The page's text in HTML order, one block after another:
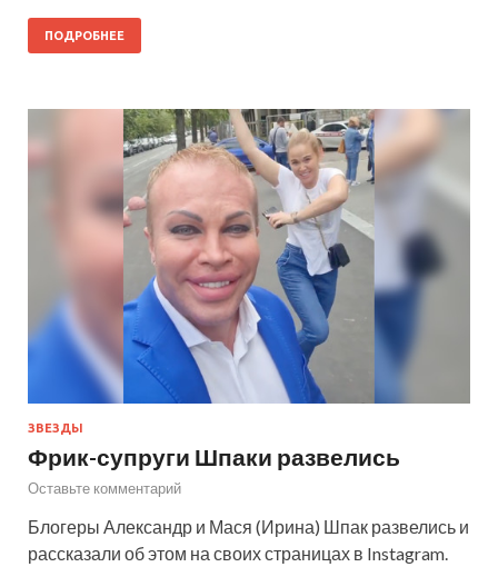
ПОДРОБНЕЕ
ЗВЕЗДЫ
Фрик-супруги Шпаки развелись
Оставьте комментарий
Блогеры Александр и Мася (Ирина) Шпак развелись и
рассказали об этом на своих страницах в Instagram.